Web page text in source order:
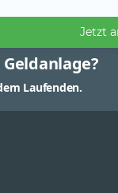
Jetzt
Laufenden.